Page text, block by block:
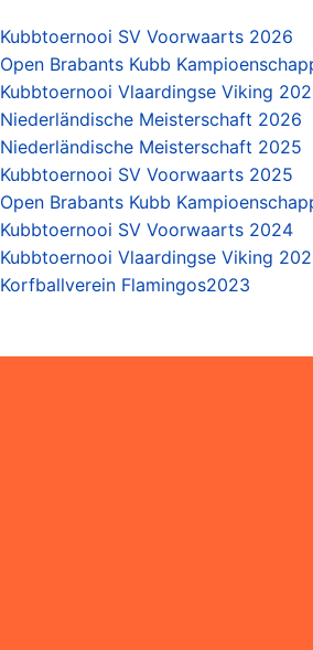
Kubbtoernooi SV Voorwaarts 2026
Open Brabants Kubb
Kubbtoernooi Vlaardingse Viking
Niederländische Meisterschaft 2026
Niederländische Meisterschaft 2025
Kubbtoernooi SV Voorwaarts 2025
Open Brabants Kubb
Kubbtoernooi SV Voorwaarts 2024
Kubbtoernooi Vlaardingse Viking
Korfballverein Flamingos2023